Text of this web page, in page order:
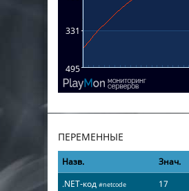
ПЕРЕМЕННЫЕ
Назв.
Знач.
.NET-код #netcode
17